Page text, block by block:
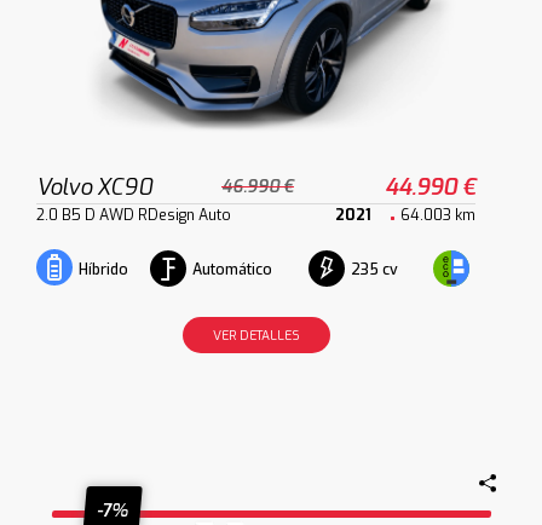
Volvo XC90 46.990 € 44.990 €
2.0 B5 D AWD RDesign Auto 2021 64.003 km
Híbrido Automático 235 cv
VER DETALLES
-7%